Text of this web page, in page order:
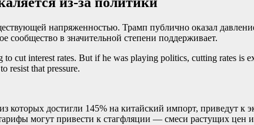
напряженностью. Трамп публично оказал
сообщество в значительной степени поддерживает.
cut interest rates. But if he was playing politics, cutting rates is
resist that pressure.
которых достигли 145% на китайский импорт, приведут
могут привести к стагфляции — смеси растущих цен